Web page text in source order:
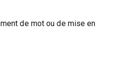
de mot ou de mise en